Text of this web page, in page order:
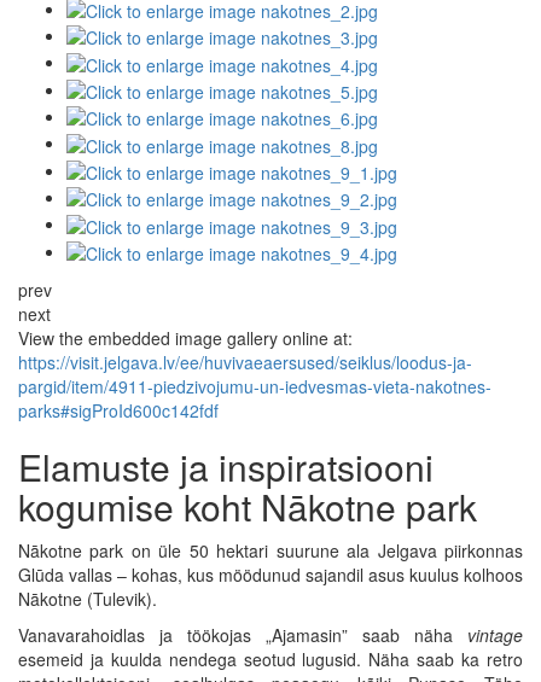
prev
next
View the embedded image gallery online at:
https://visit.jelgava.lv/ee/huvivaeaersused/seiklus/loodus-ja-
pargid/item/4911-piedzivojumu-un-iedvesmas-vieta-nakotnes-
parks#sigProId600c142fdf
Elamuste ja inspiratsiooni
kogumise koht Nākotne park
Nākotne park on üle 50 hektari suurune ala Jelgava piirkonnas
Glūda vallas – kohas, kus möödunud sajandil asus kuulus kolhoos
Nākotne (Tulevik).
Vanavarahoidlas ja töökojas „Ajamasin” saab näha vintage
esemeid ja kuulda nendega seotud lugusid. Näha saab ka retro